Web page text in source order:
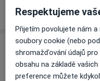
Názory
Respektujeme
Přijetím povolujete nám
soubory cookie (nebo
shromažďování údajů
obsahu na základě
preference můžete